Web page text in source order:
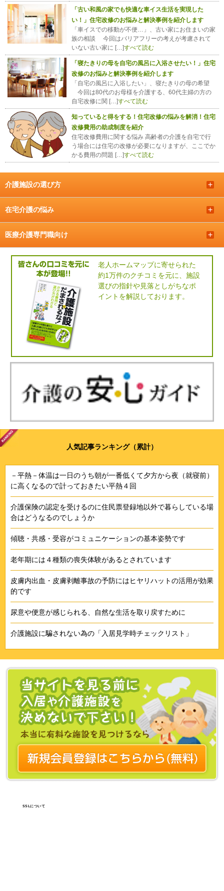
「古い和風の家でも快適な車イス生活を実現した
い！」住宅改修のお悩みと解決事例を紹介します
「車イスでの移動が不便…」、古い家にお住まいの家
族の相談 今回はバリアフリーの考えが考慮されて
いない古い家に […]すべて読む
「寝たきりの母を自宅の風呂に入浴させたい！」住宅
改修のお悩みと解決事例を紹介します
「自宅の風呂に入浴したい」、寝たきりの母の希望
今回は80代のお母様を介護する、60代主婦の方の
自宅改修に関 […]すべて読む
知っていると得をする！住宅改修の悩みを解消！住宅
改修費用の助成制度を紹介
住宅改修費用に関する悩み 高齢者の介護を自宅で行
う場合には住宅の改修が必要になりますが、ここでか
かる費用の問題 […]すべて読む
介護施設の選び方
在宅介護の悩み
医療介護専門職向け
老人ホームマップに寄せられた
約1万件のクチコミを元に、施設
選びの指針や見落としがちなポ
イントを解説しております。
人気記事ランキング（累計）
－平熱－体温は一日のうち朝が一番低くて夕方から夜（就寝前）
に高くなるので計っておきたい平熱４回
介護保険の認定を受けるのに住民票登録地以外で暮らしている場
合はどうなるのでしょうか
傾聴・共感・受容がコミュニケーションの基本姿勢です
老年期には４種類の喪失体験があるとされています
皮膚内出血・皮膚剥離事故の予防にはヒヤリハットの活用が効果
的です
尿意や便意が感じられる、自然な生活を取り戻すために
介護施設に騙されない為の「入居見学時チェックリスト」
SSLについて